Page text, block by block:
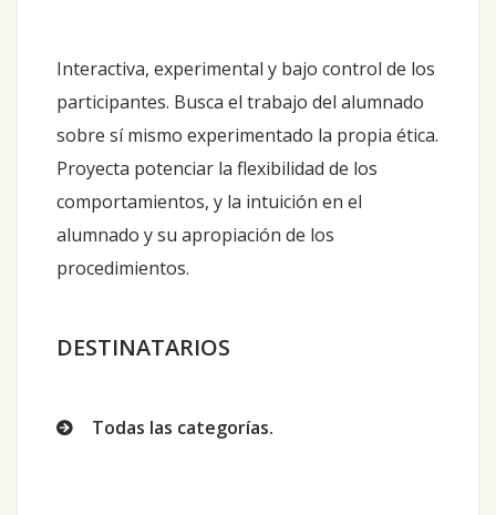
Interactiva, experimental y bajo control de los
participantes. Busca el trabajo del alumnado
sobre sí mismo experimentado la propia ética.
Proyecta potenciar la flexibilidad de los
comportamientos, y la intuición en el
alumnado y su apropiación de los
procedimientos.
DESTINATARIOS
Todas las categorías.